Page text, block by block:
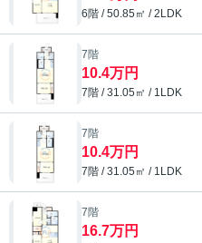
6階 / 50.85㎡ / 2LDK
7階
10.4万円
7階 / 31.05㎡ / 1LDK
7階
10.4万円
7階 / 31.05㎡ / 1LDK
7階
16.7万円